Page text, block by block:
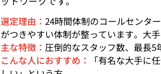
選定理由： 24時間体制のコールセンタ
がつきやすい体制が整っています。大
主な特徴： 圧倒的なスタッフ数、最長5
こんな人におすすめ：
「有名な大手に